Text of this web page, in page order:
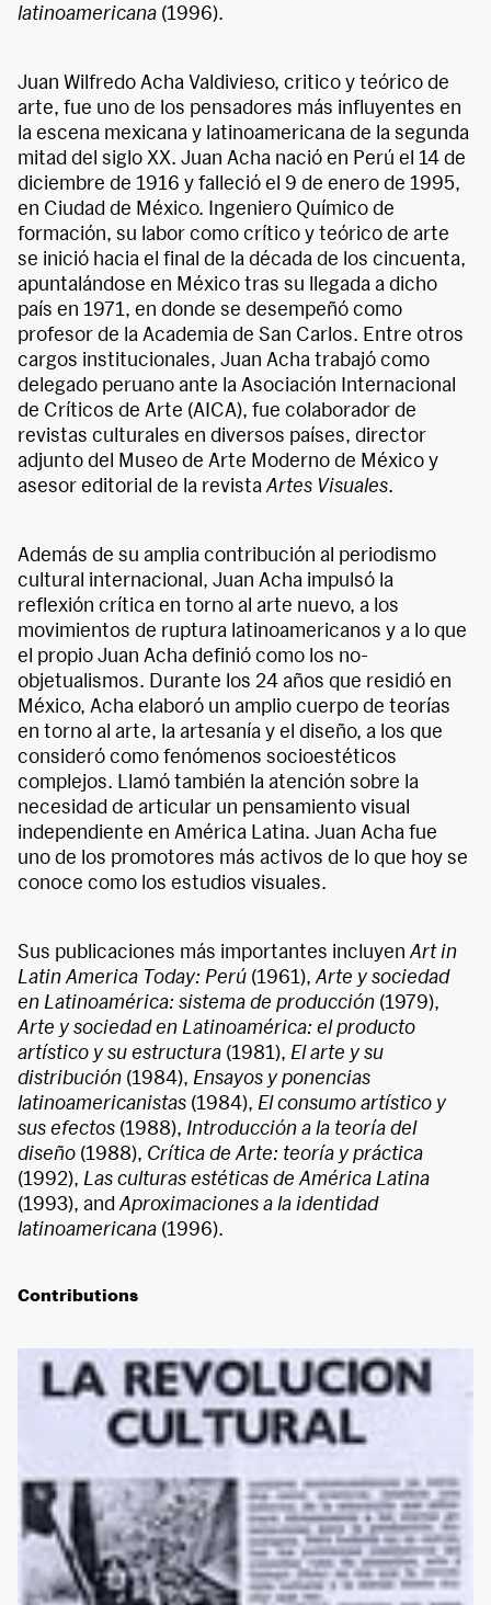
latinoamericana (1996).
Juan Wilfredo Acha Valdivieso, critico y teórico de
arte, fue uno de los pensadores más influyentes en
la escena mexicana y latinoamericana de la segunda
mitad del siglo XX. Juan Acha nació en Perú el 14 de
diciembre de 1916 y falleció el 9 de enero de 1995,
en Ciudad de México. Ingeniero Químico de
formación, su labor como crítico y teórico de arte
se inició hacia el final de la década de los cincuenta,
apuntalándose en México tras su llegada a dicho
país en 1971, en donde se desempeñó como
profesor de la Academia de San Carlos. Entre otros
cargos institucionales, Juan Acha trabajó como
delegado peruano ante la Asociación Internacional
de Críticos de Arte (AICA), fue colaborador de
revistas culturales en diversos países, director
adjunto del Museo de Arte Moderno de México y
asesor editorial de la revista Artes Visuales.
Además de su amplia contribución al periodismo
cultural internacional, Juan Acha impulsó la
reflexión crítica en torno al arte nuevo, a los
movimientos de ruptura latinoamericanos y a lo que
el propio Juan Acha definió como los no-
objetualismos. Durante los 24 años que residió en
México, Acha elaboró un amplio cuerpo de teorías
en torno al arte, la artesanía y el diseño, a los que
consideró como fenómenos socioestéticos
complejos. Llamó también la atención sobre la
necesidad de articular un pensamiento visual
independiente en América Latina. Juan Acha fue
uno de los promotores más activos de lo que hoy se
conoce como los estudios visuales.
Sus publicaciones más importantes incluyen Art in
Latin America Today: Perú (1961), Arte y sociedad
en Latinoamérica: sistema de producción (1979),
Arte y sociedad en Latinoamérica: el producto
artístico y su estructura (1981), El arte y su
distribución (1984), Ensayos y ponencias
latinoamericanistas (1984), El consumo artístico y
sus efectos (1988), Introducción a la teoría del
diseño (1988), Crítica de Arte: teoría y práctica
(1992), Las culturas estéticas de América Latina
(1993), and Aproximaciones a la identidad
latinoamericana (1996).
Contributions